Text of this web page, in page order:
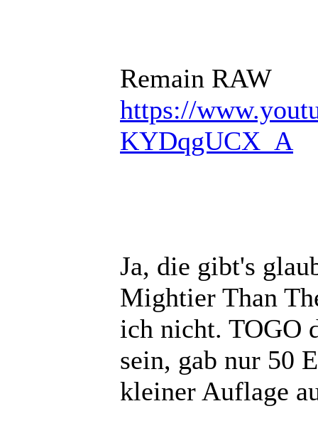
Remain RAW
https://
KYDqgUCX_A
Ja, die gibt's
Mightier Than
ich nicht. TOGO
sein, gab nur 50
kleiner Auflage